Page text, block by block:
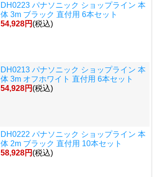
DH0223 パナソニック ショップライン 本
体 3m ブラック 直付用 6本セット
54,928円 (税込)
DH0213 パナソニック ショップライン 本
体 3m オフホワイト 直付用 6本セット
54,928円 (税込)
DH0222 パナソニック ショップライン 本
体 2m ブラック 直付用 10本セット
58,928円 (税込)